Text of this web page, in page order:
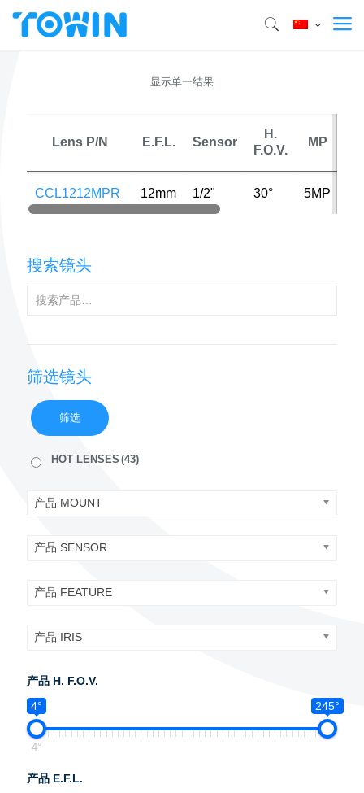
显示单一结果
Lens P/N E.F.L. Sensor
H.
F.O.V.
MP
CCL1212MPR 12mm 1/2" 30° 5MP
搜索镜头
筛选镜头
筛选
HOT LENSES (43)
产品 MOUNT
产品 SENSOR
产品 FEATURE
产品 IRIS
产品 H. F.O.V.
4°
245°
4°
产品 E.F.L.